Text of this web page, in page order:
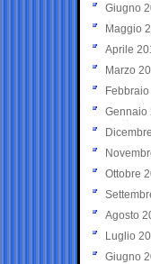
Giugno
Maggio
Aprile
Marzo
Gennaio
Ottobre
Agosto
Luglio
Giugno